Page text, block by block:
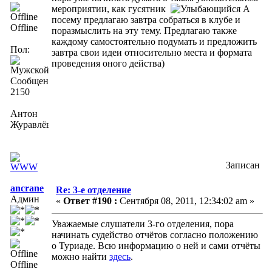
Offline
Пол:
Сообщений:
2150
Антон
Журавлёв
мероприятии, как гусятник
А
посему предлагаю завтра собраться в клубе и
поразмыслить на эту тему. Предлагаю также
каждому самостоятельно подумать и предложить
завтра свои идеи относительно места и формата
проведения оного действа)
Записан
ancrane
Админ
Offline
Re: 3-е отделение
« Ответ #190 : Сентября 08, 2011, 12:34:02 am »
Уважаемые слушатели 3-го отделения, пора
начинать судейство отчётов согласно положению
о Туриаде. Всю информацию о ней и сами отчёты
можно найти здесь.